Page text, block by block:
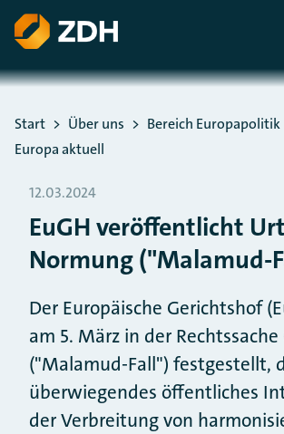
ZUM HAUPTINHALT SPRINGEN
ZUR SUCHE SPRINGEN
Sie befinden sich hier:
Start Über uns
Bereich Europapolitik
Europa aktuell
12.03.2024
EuGH veröffentlicht
Normung ("Malamud-
Der Europäische Gerichtshof
am 5. März in der Rechtssache
("Malamud-Fall") festgestellt,
überwiegendes öffentliches
der Verbreitung von